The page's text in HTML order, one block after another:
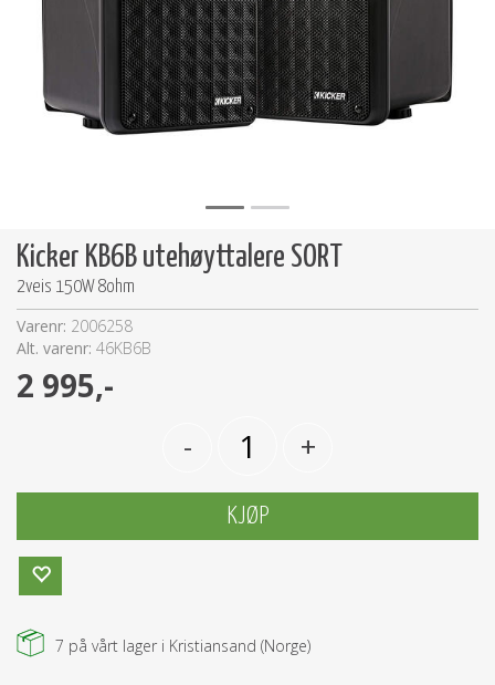
Kicker KB6B utehøyttalere SORT
2veis 150W 8ohm
Varenr: 2006258
Alt. varenr: 46KB6B
2 995,-
- +
KJØP
7 på vårt lager i Kristiansand (Norge)